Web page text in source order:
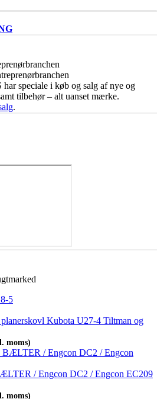
speciale i køb og salg af nye og
tilbehør – alt uanset mærke.
.
5
Kubota U27-4 Tiltman og
moms)
/ Engcon DC2 / Engcon EC209
moms)